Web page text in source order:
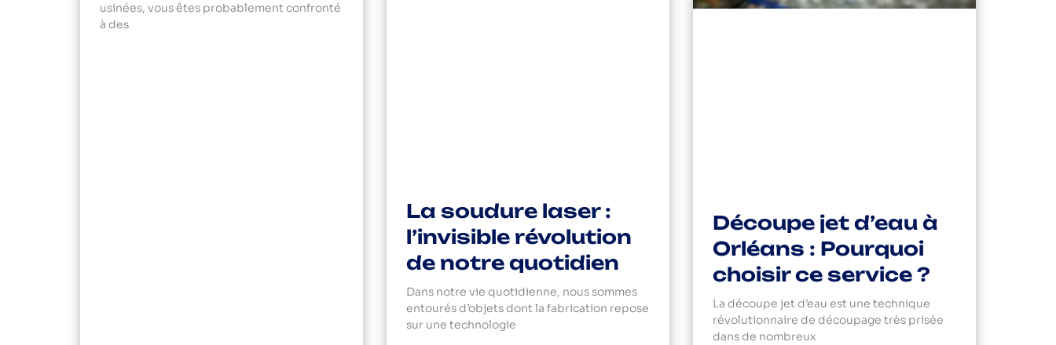
usinées, vous êtes probablement confronté
à des
La soudure laser :
l’invisible révolution
de notre quotidien
Dans notre vie quotidienne, nous sommes
entourés d’objets dont la fabrication repose
sur une technologie
Découpe jet d’eau à
Orléans : Pourquoi
choisir ce service ?
La découpe jet d’eau est une technique
révolutionnaire de découpage très prisée
dans de nombreux